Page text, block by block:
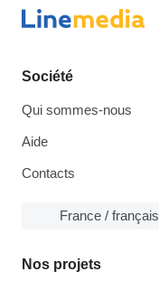
Société
Qui sommes-nous
Aide
Contacts
France / français
Nos projets